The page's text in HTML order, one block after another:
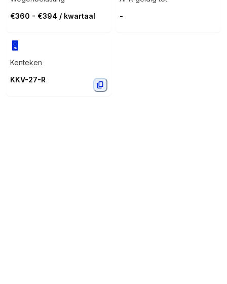
€360 - €394 / kwartaal
-
Kenteken
KKV-27-R